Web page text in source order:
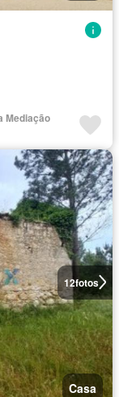
Mediação
12fotos
Casa